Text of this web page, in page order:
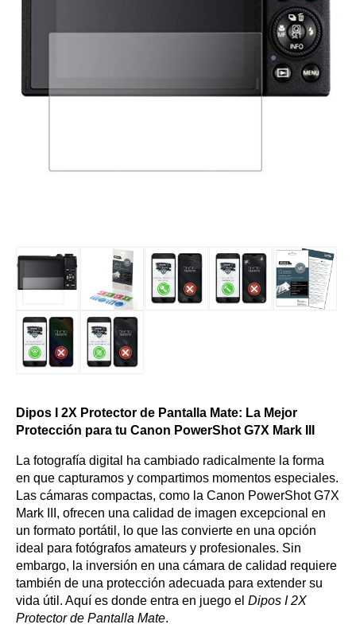
Dipos I 2X Protector de Pantalla Mate: La Mejor
Protección para tu Canon PowerShot G7X Mark III
La fotografía digital ha cambiado radicalmente la forma
en que capturamos y compartimos momentos especiales.
Las cámaras compactas, como la Canon PowerShot G7X
Mark III, ofrecen una calidad de imagen excepcional en
un formato portátil, lo que las convierte en una opción
ideal para fotógrafos amateurs y profesionales. Sin
embargo, la inversión en una cámara de calidad requiere
también de una protección adecuada para extender su
vida útil. Aquí es donde entra en juego el Dipos I 2X
Protector de Pantalla Mate.